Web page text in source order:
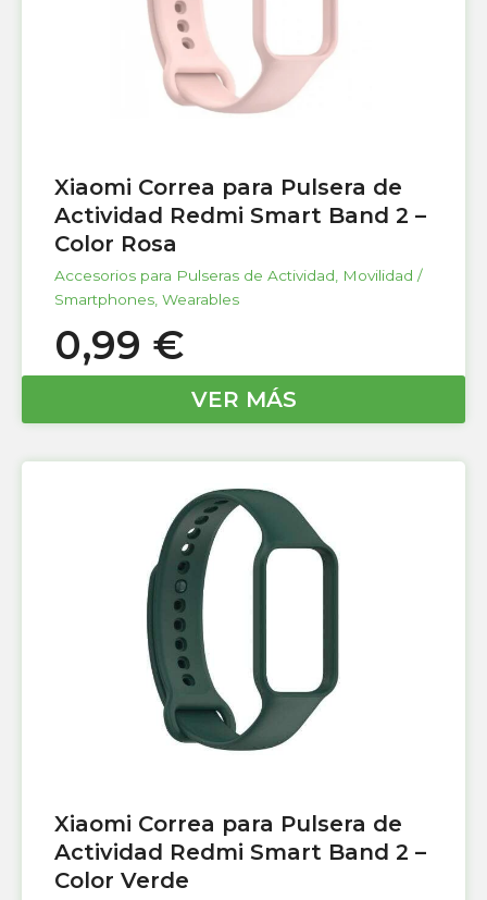
Xiaomi Correa para Pulsera de
Actividad Redmi Smart Band 2 –
Color Rosa
Accesorios para Pulseras de Actividad
Movilidad /
Smartphones Wearables
0,99 €
VER MÁS
Xiaomi Correa para Pulsera de
Actividad Redmi Smart Band 2 –
Color Verde